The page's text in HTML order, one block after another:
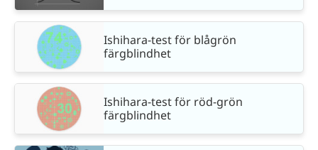
Ishihara-test för blågrön
färgblindhet
Ishihara-test för röd-grön
färgblindhet